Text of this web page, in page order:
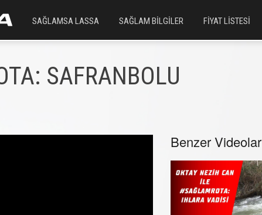
SAĞLAMSA LASSA SAĞLAM BİLGİLER FİYAT LİSTESİ
SAFRANBOLU
Benzer Videolar